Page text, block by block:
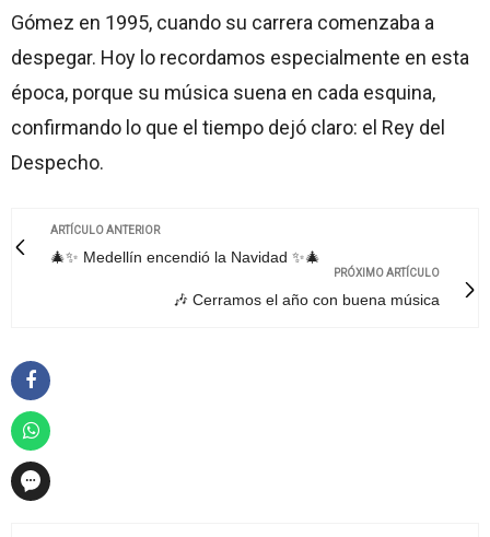
Gómez en 1995, cuando su carrera comenzaba a
despegar. Hoy lo recordamos especialmente en esta
época, porque su música suena en cada esquina,
confirmando lo que el tiempo dejó claro: el Rey del
Despecho.
ARTÍCULO ANTERIOR
🎄✨ Medellín encendió la Navidad ✨🎄
PRÓXIMO ARTÍCULO
🎶 Cerramos el año con buena música